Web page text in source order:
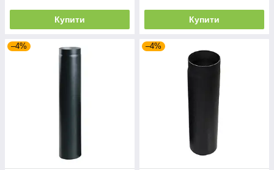
Купити Купити
–4% –4%